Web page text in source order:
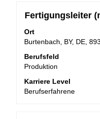
Stellenbezeichnung
Fertigungsleiter
Ort
Burtenbach, BY, DE,
Berufsfeld
Produktion
Karriere Level
Berufserfahrene
Drücken
die
Leertaste,
um
die
vollständig
anzuzeigen.